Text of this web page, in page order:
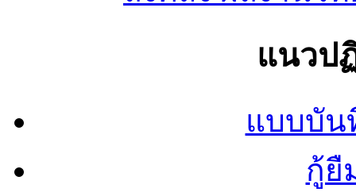
แนวป
แบบบัน
กู้ยื